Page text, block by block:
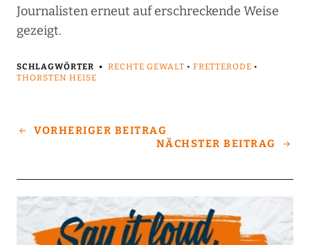
Journalisten erneut auf erschreckende Weise
gezeigt.
SCHLAGWÖRTER RECHTE GEWALT • FRETTERODE •
THORSTEN HEISE
VORHERIGER BEITRAG
NÄCHSTER BEITRAG